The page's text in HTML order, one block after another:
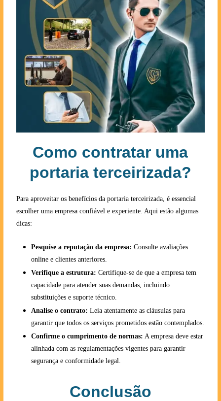
Como contratar uma
portaria terceirizada?
Para aproveitar os benefícios da portaria terceirizada, é essencial
escolher uma empresa confiável e experiente. Aqui estão algumas
dicas:
Pesquise a reputação da empresa: Consulte avaliações
online e clientes anteriores.
Verifique a estrutura: Certifique-se de que a empresa tem
capacidade para atender suas demandas, incluindo
substituições e suporte técnico.
Analise o contrato: Leia atentamente as cláusulas para
garantir que todos os serviços prometidos estão contemplados.
Confirme o cumprimento de normas: A empresa deve estar
alinhada com as regulamentações vigentes para garantir
segurança e conformidade legal.
Conclusão